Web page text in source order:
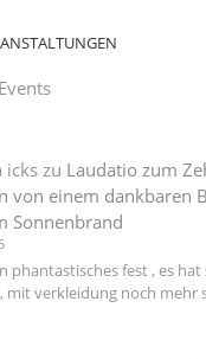
ickszu Laudatio zum
von einem dankbaren
Sonnenbrand
phantastisches fest , es
mit verkleidung noch mehr